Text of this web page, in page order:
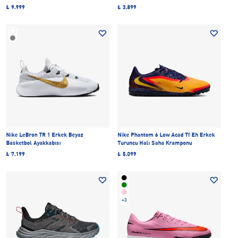
₺ 9.999
₺ 3.899
Nike LeBron TR 1 Erkek Beyaz
Basketbol Ayakkabısı
₺ 7.199
Nike Phantom 6 Low Acad Tf Eh Erkek
Turuncu Halı Saha Kramponu
₺ 5.099
+3